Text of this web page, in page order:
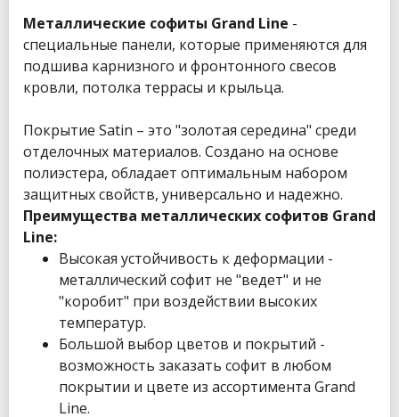
Металлические софиты Grand Line -
специальные панели, которые применяются для
подшива карнизного и фронтонного свесов
кровли, потолка террасы и крыльца.
Покрытие Satin – это "золотая середина" среди
отделочных материалов. Создано на основе
полиэстера, обладает оптимальным набором
защитных свойств, универсально и надежно.
Преимущества металлических софитов Grand
Line:
Высокая устойчивость к деформации -
металлический софит не "ведет" и не
"коробит" при воздействии высоких
температур.
Большой выбор цветов и покрытий -
возможность заказать софит в любом
покрытии и цвете из ассортимента Grand
Line.